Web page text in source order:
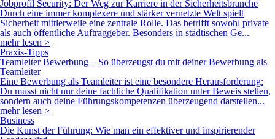
Jobprofil Security: Der Weg zur Karriere in der Sicherheitsbranche
Durch eine immer komplexere und stärker vernetzte Welt spielt
Sicherheit mittlerweile eine zentrale Rolle. Das betrifft sowohl private
als auch öffentliche Auftraggeber. Besonders in städtischen Ge...
mehr lesen >
Praxis-Tipps
Teamleiter Bewerbung – So überzeugst du mit deiner Bewerbung als
Teamleiter
Eine Bewerbung als Teamleiter ist eine besondere Herausforderung:
Du musst nicht nur deine fachliche Qualifikation unter Beweis stellen,
sondern auch deine Führungskompetenzen überzeugend darstellen...
mehr lesen >
Business
Die Kunst der Führung: Wie man ein effektiver und inspirierender